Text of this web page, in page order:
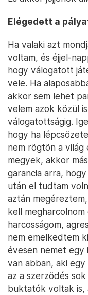
Elégedett a
Ha valaki azt
voltam, és éjjel-
hogy válogatott
vele. Ha
akkor sem lehet
velem azok közül
válogatottságig.
hogy ha
nem rögtön a világ
megyek, akkor
garancia arra,
után el tudtam
aztán
kell
harcosságom,
nem emelkedtem
évesen nemet egy
van abban, aki
az a szerződés
buktatók voltak is,